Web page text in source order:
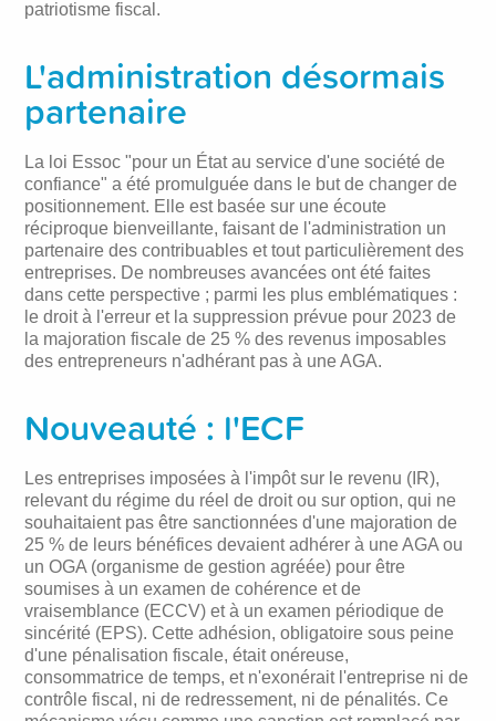
patriotisme fiscal.
L'administration désormais
partenaire
La loi Essoc "pour un État au service d'une société de
confiance" a été promulguée dans le but de changer de
positionnement. Elle est basée sur une écoute
réciproque bienveillante, faisant de l'administration un
partenaire des contribuables et tout particulièrement des
entreprises. De nombreuses avancées ont été faites
dans cette perspective ; parmi les plus emblématiques :
le droit à l'erreur et la suppression prévue pour 2023 de
la majoration fiscale de 25 % des revenus imposables
des entrepreneurs n'adhérant pas à une AGA.
Nouveauté : l'ECF
Les entreprises imposées à l'impôt sur le revenu (IR),
relevant du régime du réel de droit ou sur option, qui ne
souhaitaient pas être sanctionnées d'une majoration de
25 % de leurs bénéfices devaient adhérer à une AGA ou
un OGA (organisme de gestion agréée) pour être
soumises à un examen de cohérence et de
vraisemblance (ECCV) et à un examen périodique de
sincérité (EPS). Cette adhésion, obligatoire sous peine
d'une pénalisation fiscale, était onéreuse,
consommatrice de temps, et n'exonérait l'entreprise ni de
contrôle fiscal, ni de redressement, ni de pénalités. Ce